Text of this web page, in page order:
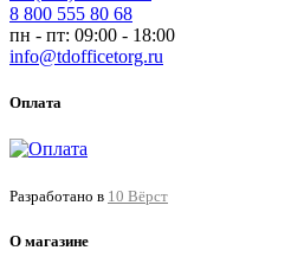
8 800 555 80 68
пн - пт: 09:00 - 18:00
info@tdofficetorg.ru
Оплата
Разработано в 10 Вёрст
О магазине